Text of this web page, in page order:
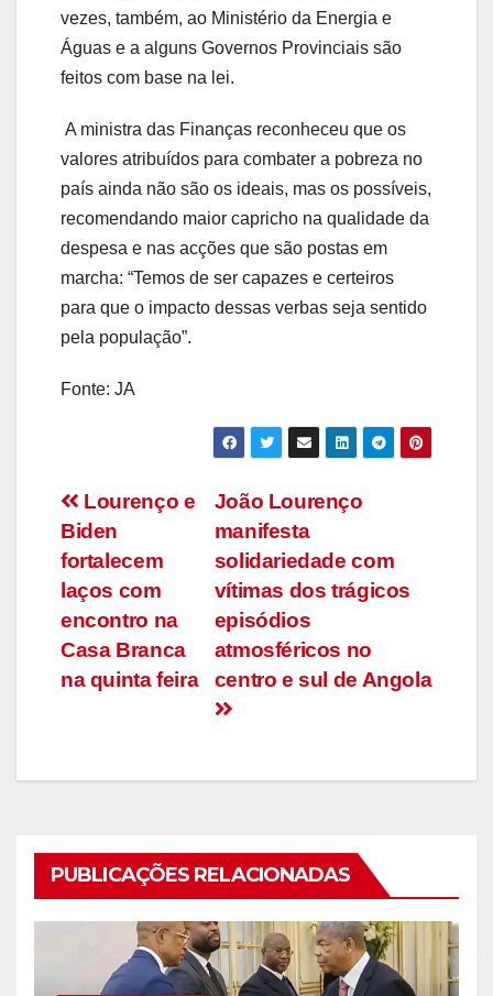
vezes, também, ao Ministério da Energia e
Águas e a alguns Governos Provinciais são
feitos com base na lei.
A ministra das Finanças reconheceu que os
valores atribuídos para combater a pobreza no
país ainda não são os ideais, mas os possíveis,
recomendando maior capricho na qualidade da
despesa e nas acções que são postas em
marcha: “Temos de ser capazes e certeiros
para que o impacto dessas verbas seja sentido
pela população”.
Fonte: JA
Navegação
de
artigos
João Lourenço
manifesta
solidariedade com
vítimas dos trágicos
episódios
atmosféricos no
centro e sul de Angola
Lourenço e
Biden
fortalecem
laços com
encontro na
Casa Branca
na quinta feira
PUBLICAÇÕES RELACIONADAS